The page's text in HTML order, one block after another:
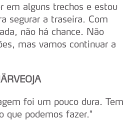
em alguns trechos e estou
segurar a traseira. Com
não há chance. Não
mas vamos continuar a
ÄRVEOJA
foi um pouco dura. Tem
que podemos fazer."